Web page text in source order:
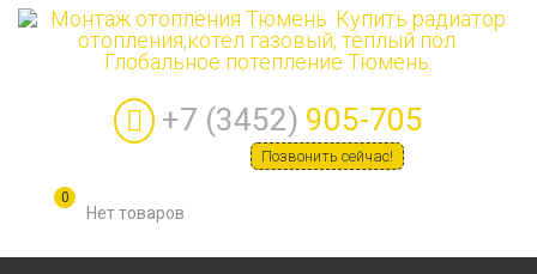
+7 (3452) 905-705
Позвонить сейчас!
0